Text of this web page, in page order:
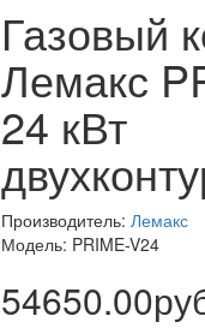
Газовый
Лемакс
24 кВт
Производитель: Лемакс
Модель: PRIME-V24